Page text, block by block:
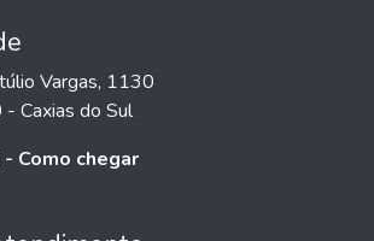
Vargas, 1130
Caxias do Sul
Como chegar